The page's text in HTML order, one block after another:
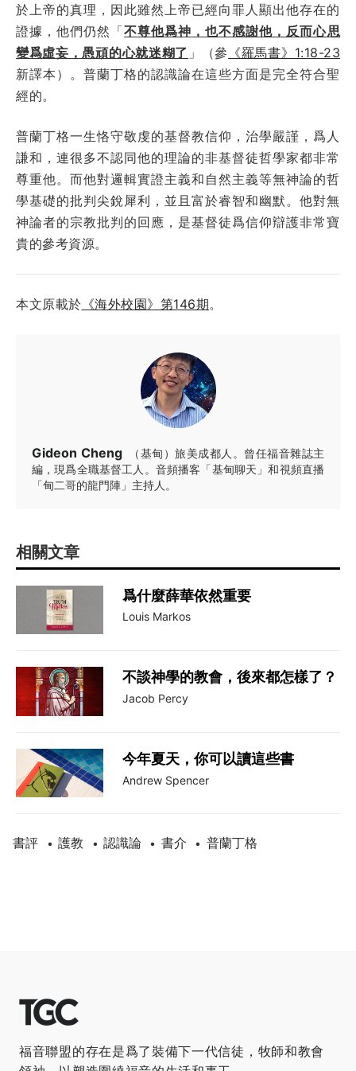
於上帝的真理，因此雖然上帝已經向罪人顯出他存在的
證據，他們仍然「不尊他爲神，也不感謝他，反而心思
變爲虛妄，愚頑的心就迷糊了 」（參 《羅馬書》1:18-23
新譯本）。普蘭丁格的認識論在這些方面是完全符合聖
經的。
普蘭丁格一生恪守敬虔的基督教信仰，治學嚴謹，爲人
謙和，連很多不認同他的理論的非基督徒哲學家都非常
尊重他。而他對邏輯實證主義和自然主義等無神論的哲
學基礎的批判尖銳犀利，並且富於睿智和幽默。他對無
神論者的宗教批判的回應，是基督徒爲信仰辯護非常寶
貴的參考資源。
本文原載於 《海外校園》第146期。
Gideon Cheng
（基甸）旅美成都人。曾任福音雜誌主
編，現爲全職基督工人。音頻播客「基甸聊天」和視頻直播
「甸二哥的龍門陣」主持人。
相關文章
爲什麼薛華依然重要
Louis Markos
不談神學的教會，後來都怎樣了？
Jacob Percy
今年夏天，你可以讀這些書
Andrew Spencer
書評 • 護教 • 認識論 • 書介 • 普蘭丁格
福音聯盟的存在是爲了裝備下一代信徒，牧師和教會